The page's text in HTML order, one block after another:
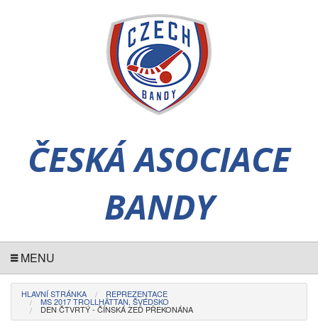
ČESKÁ ASOCIACE
BANDY
MENU
HLAVNÍ STRÁNKA REPREZENTACE
MS 2017 TROLLHÄTTAN, ŠVÉDSKO
DEN ČTVRTÝ - ČÍNSKÁ ZEĎ PŘEKONÁNA